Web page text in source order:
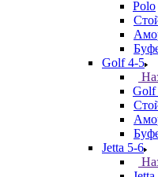
Polo
Golf 4-5
Golf
Jetta 5-6